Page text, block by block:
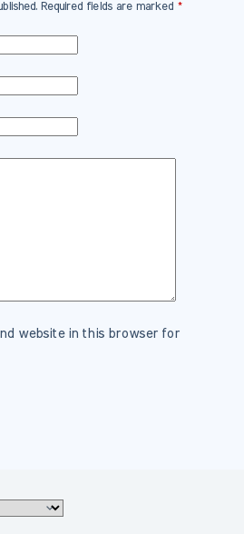
Required fields are marked *
website in this browser for